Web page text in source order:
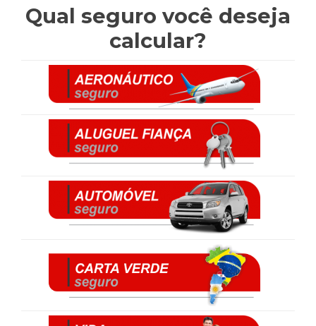
Qual seguro você deseja
calcular?